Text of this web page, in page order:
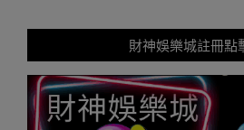
財神娛樂城註冊點